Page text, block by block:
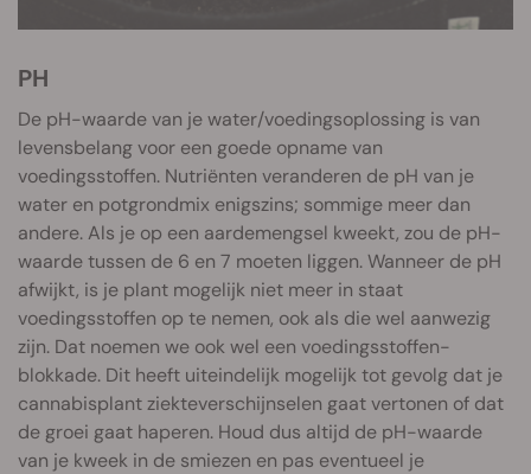
PH
De pH-waarde van je water/voedingsoplossing is van
levensbelang voor een goede opname van
voedingsstoffen. Nutriënten veranderen de pH van je
water en potgrondmix enigszins; sommige meer dan
andere. Als je op een aardemengsel kweekt, zou de pH-
waarde tussen de 6 en 7 moeten liggen. Wanneer de pH
afwijkt, is je plant mogelijk niet meer in staat
voedingsstoffen op te nemen, ook als die wel aanwezig
zijn. Dat noemen we ook wel een voedingsstoffen-
blokkade. Dit heeft uiteindelijk mogelijk tot gevolg dat je
cannabisplant ziekteverschijnselen gaat vertonen of dat
de groei gaat haperen. Houd dus altijd de pH-waarde
van je kweek in de smiezen en pas eventueel je